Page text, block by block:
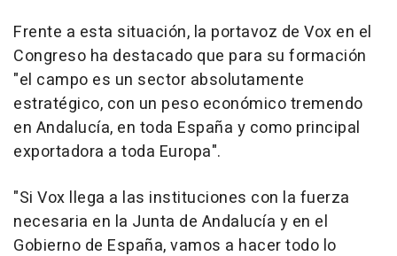
Frente a esta situación, la portavoz de Vox en el
Congreso ha destacado que para su formación
"el campo es un sector absolutamente
estratégico, con un peso económico tremendo
en Andalucía, en toda España y como principal
exportadora a toda Europa".
"Si Vox llega a las instituciones con la fuerza
necesaria en la Junta de Andalucía y en el
Gobierno de España, vamos a hacer todo lo